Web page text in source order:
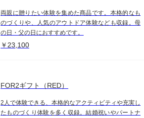
両親に贈りたい体験を集めた商品です。本格的なも
のづくりや、人気のアウトドア体験なども収録。母
の日・父の日におすすめです。
￥23,100
FOR2ギフト（RED）
2人で体験できる、本格的なアクティビティや充実し
たものづくり体験を多く収録。結婚祝いやパートナ